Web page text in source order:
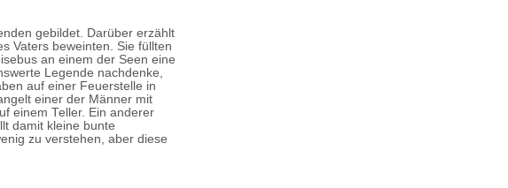
gebildet. Darüber erzählt
Vaters beweinten. Sie füllten
an einem der Seen eine
Legende nachdenke,
auf einer Feuerstelle in
einer der Männer mit
einem Teller. Ein anderer
damit kleine bunte
zu verstehen, aber diese